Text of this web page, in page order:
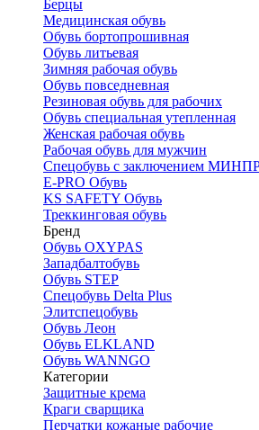
Берцы
Медицинская обувь
Обувь бортопрошивная
Обувь литьевая
Зимняя рабочая обувь
Обувь повседневная
Резиновая обувь для рабочих
Обувь специальная утепленная
Женская рабочая обувь
Рабочая обувь для мужчин
Спецобувь с заключением
E-PRO Обувь
KS SAFETY Обувь
Треккинговая обувь
Бренд
Обувь OXYPAS
Западбалтобувь
Обувь STEP
Спецобувь Delta Plus
Элитспецобувь
Обувь Леон
Обувь ELKLAND
Обувь WANNGO
Категории
Защитные крема
Краги сварщика
Перчатки кожаные рабочие